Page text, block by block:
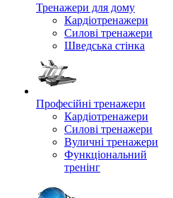
Тренажери для дому
Кардіотренажери
Силові тренажери
Шведська стінка
Професійні тренажери
Кардіотренажери
Силові тренажери
Вуличні тренажери
Функціональний
тренінг